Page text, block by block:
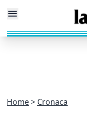
Home Cronaca